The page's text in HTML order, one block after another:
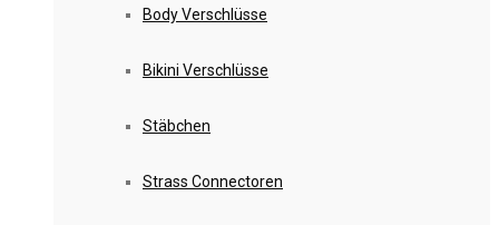
Body Verschlüsse
Bikini Verschlüsse
Stäbchen
Strass Connectoren